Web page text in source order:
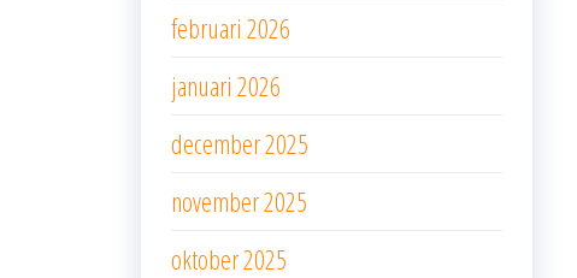
februari 2026
januari 2026
december 2025
november 2025
oktober 2025